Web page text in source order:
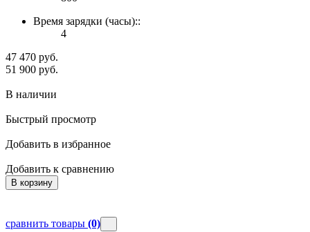
Время зарядки (часы)::
4
47 470 руб.
51 900 руб.
В наличии
Быстрый просмотр
Добавить в избранное
Добавить к сравнению
В корзину
сравнить товары (0)